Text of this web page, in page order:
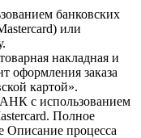
банковских
или
накладная и
оформления заказа
картой».
с использованием
Полное
Описание процесса